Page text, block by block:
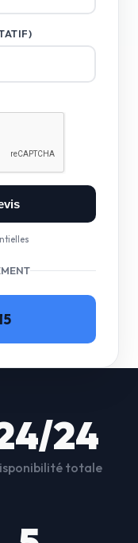
24
totale